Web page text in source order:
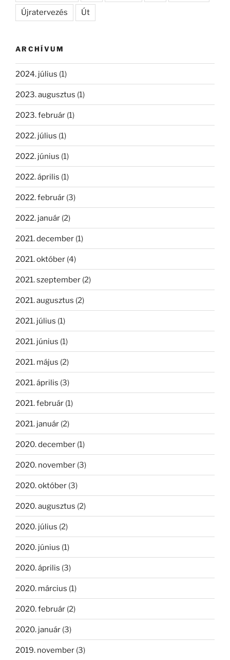
Újratervezés Út
ARCHÍVUM
2024. július (1)
2023. augusztus (1)
2023. február (1)
2022. július (1)
2022. június (1)
2022. április (1)
2022. február (3)
2022. január (2)
2021. december (1)
2021. október (4)
2021. szeptember (2)
2021. augusztus (2)
2021. július (1)
2021. június (1)
2021. május (2)
2021. április (3)
2021. február (1)
2021. január (2)
2020. december (1)
2020. november (3)
2020. október (3)
2020. augusztus (2)
2020. július (2)
2020. június (1)
2020. április (3)
2020. március (1)
2020. február (2)
2020. január (3)
2019. november (3)